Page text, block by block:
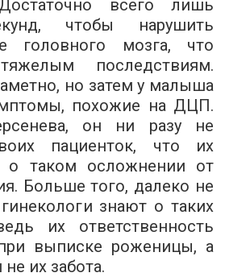
всего лишь
чтобы нарушить
головного мозга, что
последствиям.
но затем у малыша
похожие на ДЦП.
он ни разу не
пациенток, что их
о таком осложнении от
Больше того, далеко не
знают о таких
их ответственность
при выписке роженицы, а
их забота.